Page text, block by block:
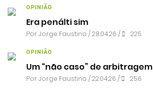
OPINIÃO
Era penálti sim
PorJorge Faustino / 28.04.26 / 225
OPINIÃO
Um “não caso” de arbitragem
PorJorge Faustino / 22.04.26 / 256